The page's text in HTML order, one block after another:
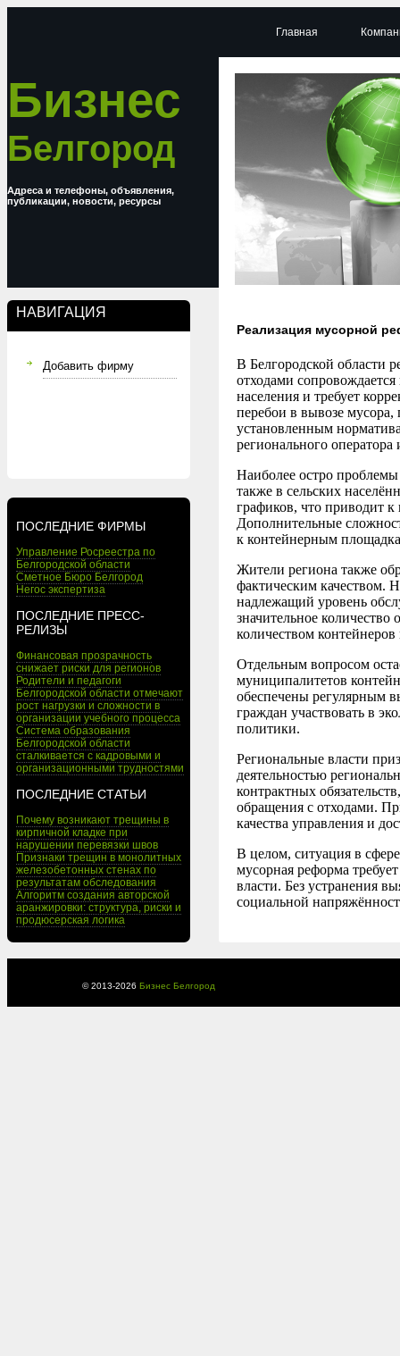
Бизнес
Белгород
Адреса и телефоны, объявления,
публикации, новости, ресурсы
НАВИГАЦИЯ
Добавить фирму
ПОСЛЕДНИЕ ФИРМЫ
Управление Росреестра по
Белгородской области
Сметное Бюро Белгород
Негос экспертиза
ПОСЛЕДНИЕ ПРЕСС-
РЕЛИЗЫ
Финансовая прозрачность
снижает риски для регионов
Родители и педагоги
Белгородской области отмечают
рост нагрузки и сложности в
организации учебного процесса
Система образования
Белгородской области
сталкивается с кадровыми и
организационными трудностями
ПОСЛЕДНИЕ СТАТЬИ
Почему возникают трещины в
кирпичной кладке при
нарушении перевязки швов
Признаки трещин в монолитных
железобетонных стенах по
результатам обследования
Алгоритм создания авторской
аранжировки: структура, риски и
продюсерская логика
Главная
Реализация мусорной
В Белгородской области
отходами
населения и требует
перебои в вывозе мусора,
установленным
регионального
Наиболее остро
также в сельских
графиков, что приводит
Дополнительные
к контейнерным
Жители региона также
фактическим качеством.
надлежащий уровень
значительное
количеством
Отдельным вопросом
муниципалитетов
обеспечены регулярным
граждан участвовать в
политики.
Региональные власти
деятельностью
контрактных
обращения с отходами.
качества управления и
В целом, ситуация в
мусорная реформа
власти. Без устранения
социальной
© 2013-2026 Бизнес Белгород